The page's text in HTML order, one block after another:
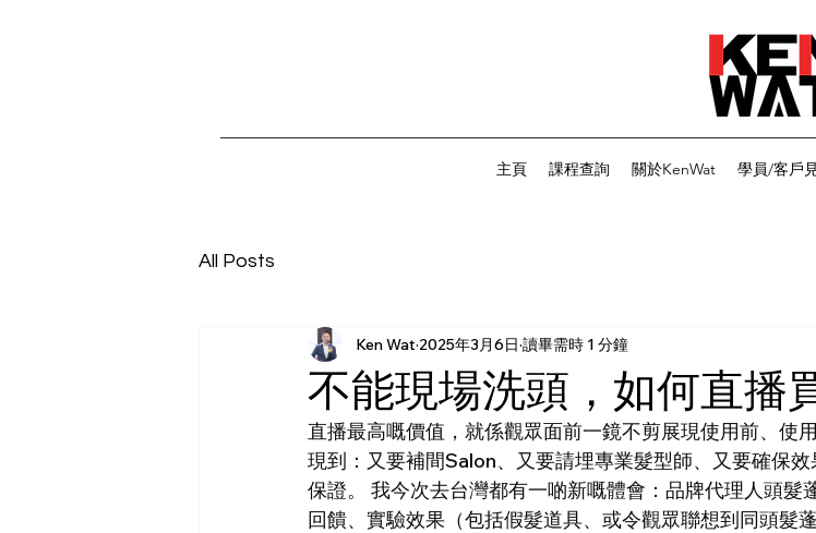
主頁 課程查詢 關於KenWat 學員/客戶
All Posts
不能現場洗頭，如何直播
Ken Wat 2025年3月6日 讀畢需時 1 分鐘
直播最高嘅價值，就係觀眾面前一鏡不剪展現使用前、使
現到：又要補間Salon、又要請埋專業髮型師、又要確保
保證。 我今次去台灣都有一啲新嘅體會：品牌代理人頭髮
回饋、實驗效果（包括假髮道具、或令觀眾聯想到同頭髮